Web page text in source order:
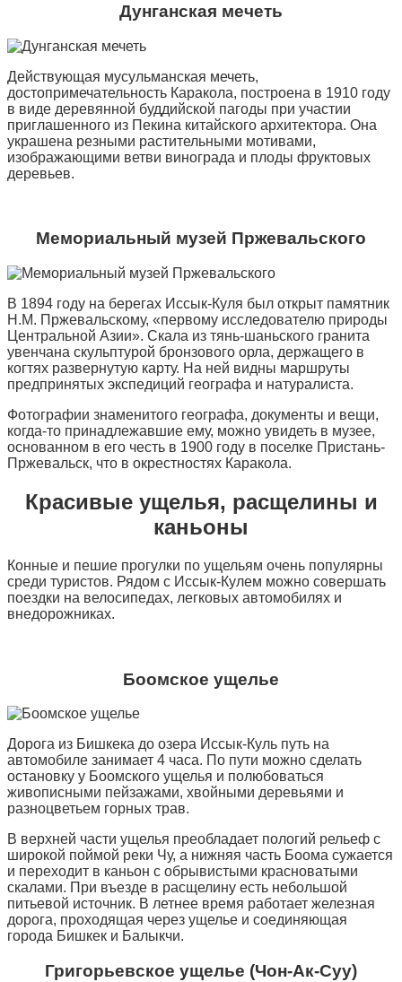
Дунганская мечеть
Действующая мусульманская мечеть,
достопримечательность Каракола, построена в 1910 году
в виде деревянной буддийской пагоды при участии
приглашенного из Пекина китайского архитектора. Она
украшена резными растительными мотивами,
изображающими ветви винограда и плоды фруктовых
деревьев.
Мемориальный музей Пржевальского
В 1894 году на берегах Иссык-Куля был открыт памятник
Н.М. Пржевальскому, «первому исследователю природы
Центральной Азии». Скала из тянь-шаньского гранита
увенчана скульптурой бронзового орла, держащего в
когтях развернутую карту. На ней видны маршруты
предпринятых экспедиций географа и натуралиста.
Фотографии знаменитого географа, документы и вещи,
когда-то принадлежавшие ему, можно увидеть в музее,
основанном в его честь в 1900 году в поселке Пристань-
Пржевальск, что в окрестностях Каракола.
Красивые ущелья, расщелины и
каньоны
Конные и пешие прогулки по ущельям очень популярны
среди туристов. Рядом с Иссык-Кулем можно совершать
поездки на велосипедах, легковых автомобилях и
внедорожниках.
Боомское ущелье
Дорога из Бишкека до озера Иссык-Куль путь на
автомобиле занимает 4 часа. По пути можно сделать
остановку у Боомского ущелья и полюбоваться
живописными пейзажами, хвойными деревьями и
разноцветьем горных трав.
В верхней части ущелья преобладает пологий рельеф с
широкой поймой реки Чу, а нижняя часть Боома сужается
и переходит в каньон с обрывистыми красноватыми
скалами. При въезде в расщелину есть небольшой
питьевой источник. В летнее время работает железная
дорога, проходящая через ущелье и соединяющая
города Бишкек и Балыкчи.
Григорьевское ущелье (Чон-Ак-Суу)